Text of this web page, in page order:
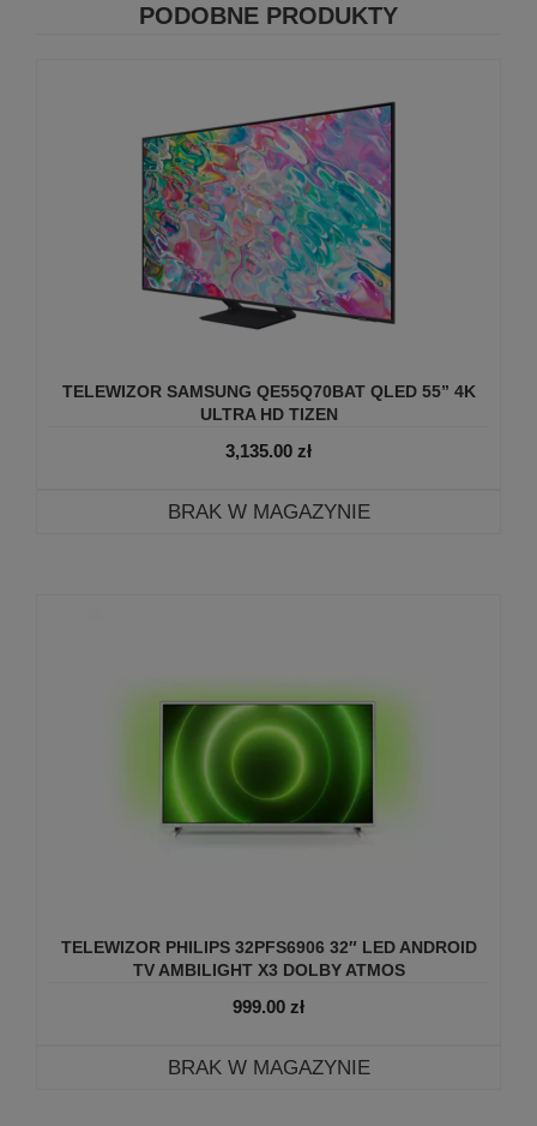
PODOBNE PRODUKTY
TELEWIZOR SAMSUNG QE55Q70BAT QLED 55” 4K
ULTRA HD TIZEN
3,135.00 zł
BRAK W MAGAZYNIE
TELEWIZOR PHILIPS 32PFS6906 32″ LED ANDROID
TV AMBILIGHT X3 DOLBY ATMOS
999.00 zł
BRAK W MAGAZYNIE